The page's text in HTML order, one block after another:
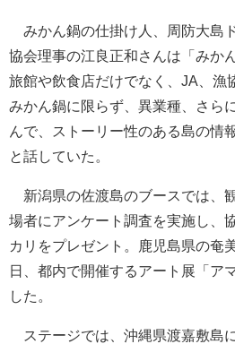
みかん鍋の仕掛け人、周防大島
協会理事の江良正和さんは「みか
旅館や飲食店だけでなく、JA、漁
みかん鍋に限らず、異業種、さら
んで、ストーリー性のある島の情
と話していた。
新潟県の佐渡島のブースでは、
場者にアンケート調査を実施し、
カリをプレゼント。鹿児島県の奄
日、都内で開催するアート展「ア
した。
ステージでは、沖縄県渡嘉敷島